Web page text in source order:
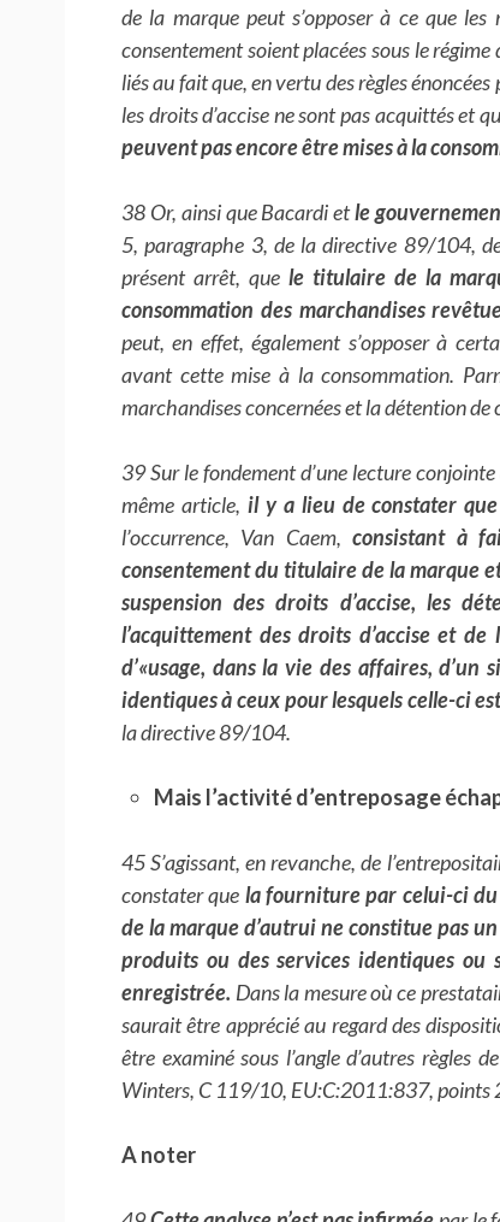
de la marque peut s’opposer à ce que
consentement soient placées sous le
liés au fait que, en vertu des règles
les droits d’accise ne sont pas acquittés et
peuvent pas encore être mises à la
38 Or, ainsi que Bacardi etle
5, paragraphe 3, de la directive 89/104,
présent arrêt, quele titulaire de la
consommation des marchandises
peut, en effet, également s’opposer à
avant cette mise à la consommation.
marchandises concernées et la détention de
39 Sur le fondement d’une lecture
même article, il y a lieu de constater
l’occurrence, Van Caem,consistant à
consentement du titulaire de la marque
suspension des droits d’accise, les
l’acquittement des droits d’accise et
d’«usage, dans la vie des affaires,
identiques à ceux pour lesquels celle-ci
la directive 89/104.
Mais l’activité d’entreposage
45 S’agissant, en revanche, de
constater que la fourniture par celui-ci du
de la marque d’autrui ne constitue pas
produits ou des services identiques ou
enregistrée. Dans la mesure où ce
saurait être apprécié au regard des
être examiné sous l’angle d’autres règles
Winters, C 119/10, EU:C:2011:837, points
A noter